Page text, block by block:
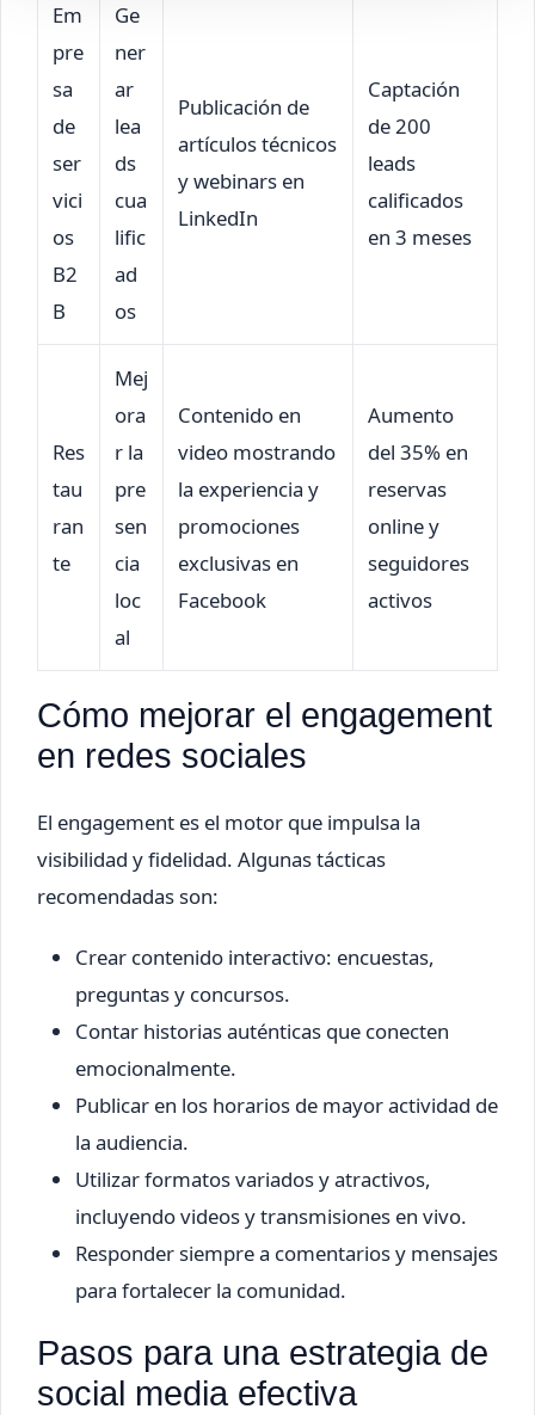
Em
pre
sa
de
ser
vici
os
B2
B
Ge
ner
ar
lea
ds
cua
lific
ad
os
Publicación de
artículos técnicos
y webinars en
LinkedIn
Captación
de 200
leads
calificados
en 3 meses
Res
tau
ran
te
Mej
ora
r la
pre
sen
cia
loc
al
Contenido en
video mostrando
la experiencia y
promociones
exclusivas en
Facebook
Aumento
del 35% en
reservas
online y
seguidores
activos
Cómo mejorar el engagement
en redes sociales
El engagement es el motor que impulsa la
visibilidad y fidelidad. Algunas tácticas
recomendadas son:
Crear contenido interactivo: encuestas,
preguntas y concursos.
Contar historias auténticas que conecten
emocionalmente.
Publicar en los horarios de mayor actividad de
la audiencia.
Utilizar formatos variados y atractivos,
incluyendo videos y transmisiones en vivo.
Responder siempre a comentarios y mensajes
para fortalecer la comunidad.
Pasos para una estrategia de
social media efectiva